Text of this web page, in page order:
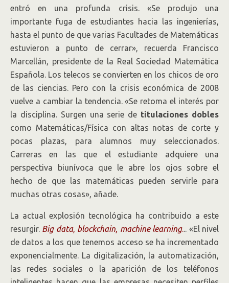
entró en una profunda crisis. «Se produjo una
importante fuga de estudiantes hacia las ingenierías,
hasta el punto de que varias Facultades de Matemáticas
estuvieron a punto de cerrar», recuerda Francisco
Marcellán, presidente de la Real Sociedad Matemática
Española. Los telecos se convierten en los chicos de oro
de las ciencias. Pero con la crisis económica de 2008
vuelve a cambiar la tendencia. «Se retoma el interés por
la disciplina. Surgen una serie de titulaciones dobles
como Matemáticas/Física con altas notas de corte y
pocas plazas, para alumnos muy seleccionados.
Carreras en las que el estudiante adquiere una
perspectiva biunívoca que le abre los ojos sobre el
hecho de que las matemáticas pueden servirle para
muchas otras cosas», añade.
La actual explosión tecnológica ha contribuido a este
resurgir. Big data, blockchain, machine learning... «El nivel
de datos a los que tenemos acceso se ha incrementado
exponencialmente. La digitalización, la automatización,
las redes sociales o la aparición de los teléfonos